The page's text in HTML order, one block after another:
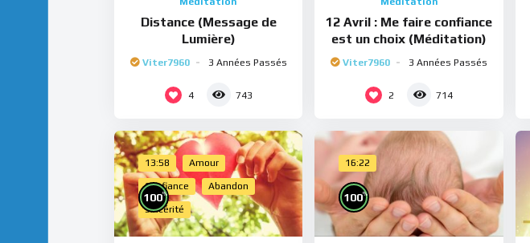
Distance (Message de
Lumière)
Viter7960 3 Années Passés
4 743
12 Avril : Me faire confiance
est un choix (Méditation)
Viter7960 3 Années Passés
2 714
13:58 Amour
Confiance Abandon
Sincérité
100%
16:22
100%